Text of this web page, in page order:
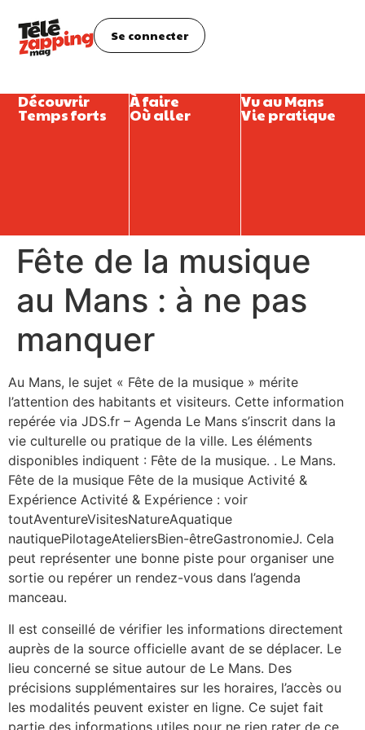
Se connecter
Découvrir
Temps forts
À faire
Où aller
Vu au Mans
Vie pratique
Fête de la musique
au Mans : à ne pas
manquer
Au Mans, le sujet « Fête de la musique » mérite
l’attention des habitants et visiteurs. Cette information
repérée via JDS.fr – Agenda Le Mans s’inscrit dans la
vie culturelle ou pratique de la ville. Les éléments
disponibles indiquent : Fête de la musique. . Le Mans.
Fête de la musique Fête de la musique Activité &
Expérience Activité & Expérience : voir
toutAventureVisitesNatureAquatique
nautiquePilotageAteliersBien-êtreGastronomieJ. Cela
peut représenter une bonne piste pour organiser une
sortie ou repérer un rendez-vous dans l’agenda
manceau.
Il est conseillé de vérifier les informations directement
auprès de la source officielle avant de se déplacer. Le
lieu concerné se situe autour de Le Mans. Des
précisions supplémentaires sur les horaires, l’accès ou
les modalités peuvent exister en ligne. Ce sujet fait
partie des informations utiles pour ne rien rater de ce